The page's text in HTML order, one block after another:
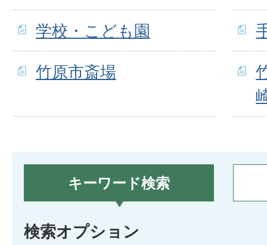
学校・こども園
竹原市斎場
キーワード検索
検索オプション